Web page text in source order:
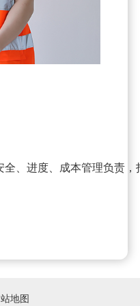
全、进度、成本管理负责，
地图